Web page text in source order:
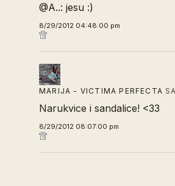
@A..: jesu :)
8/29/2012 04:48:00 pm
MARIJA - VICTIMA PERFECTA
Narukvice i sandalice! <33
8/29/2012 08:07:00 pm